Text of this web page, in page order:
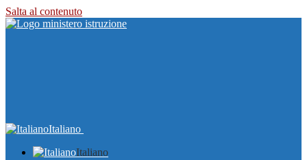
Salta al contenuto
Italiano
Italiano